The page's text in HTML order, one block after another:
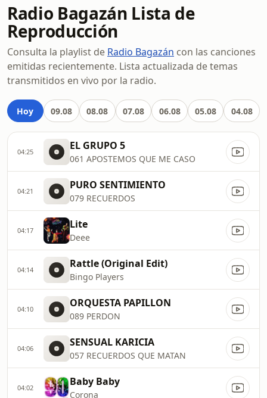
Radio Bagazán Lista de
Reproducción
Consulta la playlist de Radio Bagazán con las canciones
emitidas recientemente. Lista actualizada de temas
transmitidos en vivo por la radio.
Hoy 09.08 08.08 07.08 06.08 05.08 04.08
04:25 EL GRUPO 5
061 APOSTEMOS QUE ME CASO
04:21 PURO SENTIMIENTO
079 RECUERDOS
04:17 Lite
Deee
04:14 Rattle (Original Edit)
Bingo Players
04:10 ORQUESTA PAPILLON
089 PERDON
04:06 SENSUAL KARICIA
057 RECUERDOS QUE MATAN
04:02 Baby Baby
Corona